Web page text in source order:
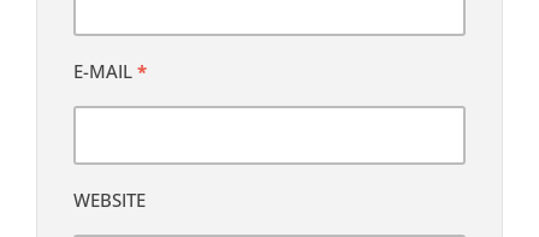
E-MAIL *
WEBSITE